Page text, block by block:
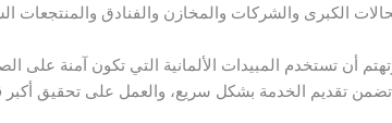
الكبرى والشركات والمخازن والفنادق والمنتجعات
أن تستخدم المبيدات الألمانية التي تكون آمنة على
تقديم الخدمة بشكل سريع، والعمل على تحقيق أكبر